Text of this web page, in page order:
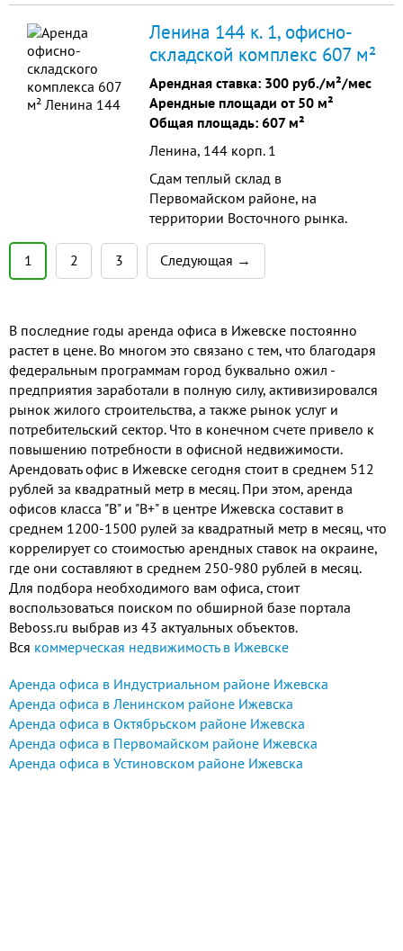
Ленина 144 к. 1, офисно-
складской комплекс 607 м²
Арендная ставка: 300 руб./м²/мес
Арендные площади от 50 м²
Общая площадь: 607 м²
Ленина, 144 корп. 1
Сдам теплый склад в
Первомайском районе, на
территории Восточного рынка.
1 2 3 Следующая →
В последние годы аренда офиса в Ижевске постоянно
растет в цене. Во многом это связано с тем, что благодаря
федеральным программам город буквально ожил -
предприятия заработали в полную силу, активизировался
рынок жилого строительства, а также рынок услуг и
потребительский сектор. Что в конечном счете привело к
повышению потребности в офисной недвижимости.
Арендовать офис в Ижевске сегодня стоит в среднем 512
рублей за квадратный метр в месяц. При этом, аренда
офисов класса "В" и "В+" в центре Ижевска составит в
среднем 1200-1500 рулей за квадратный метр в месяц, что
коррелирует со стоимостью арендных ставок на окраине,
где они составляют в среднем 250-980 рублей в месяц.
Для подбора необходимого вам офиса, стоит
воспользоваться поиском по обширной базе портала
Beboss.ru выбрав из 43 актуальных объектов.
Вся коммерческая недвижимость в Ижевске
Аренда офиса в Индустриальном районе Ижевска
Аренда офиса в Ленинском районе Ижевска
Аренда офиса в Октябрьском районе Ижевска
Аренда офиса в Первомайском районе Ижевска
Аренда офиса в Устиновском районе Ижевска